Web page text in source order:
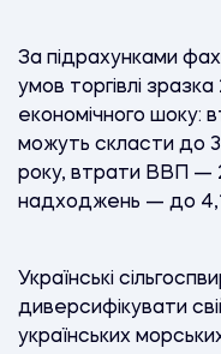
За підрахунками
умов торгівлі
економічного шоку:
можуть скласти до
року, втрати ВВП —
надходжень — до
Українські
диверсифікувати
українських